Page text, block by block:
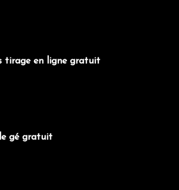
tirage en ligne gratuit
gé gratuit